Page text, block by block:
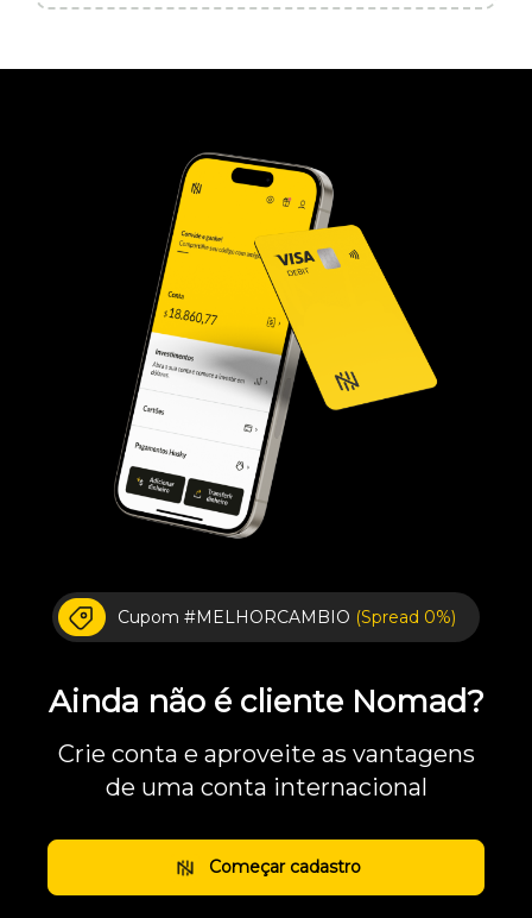
Cupom #MELHORCAMBIO (Spread 0%)
Ainda não é cliente Nomad?
Crie conta e aproveite as vantagens
de uma conta internacional
Começar cadastro